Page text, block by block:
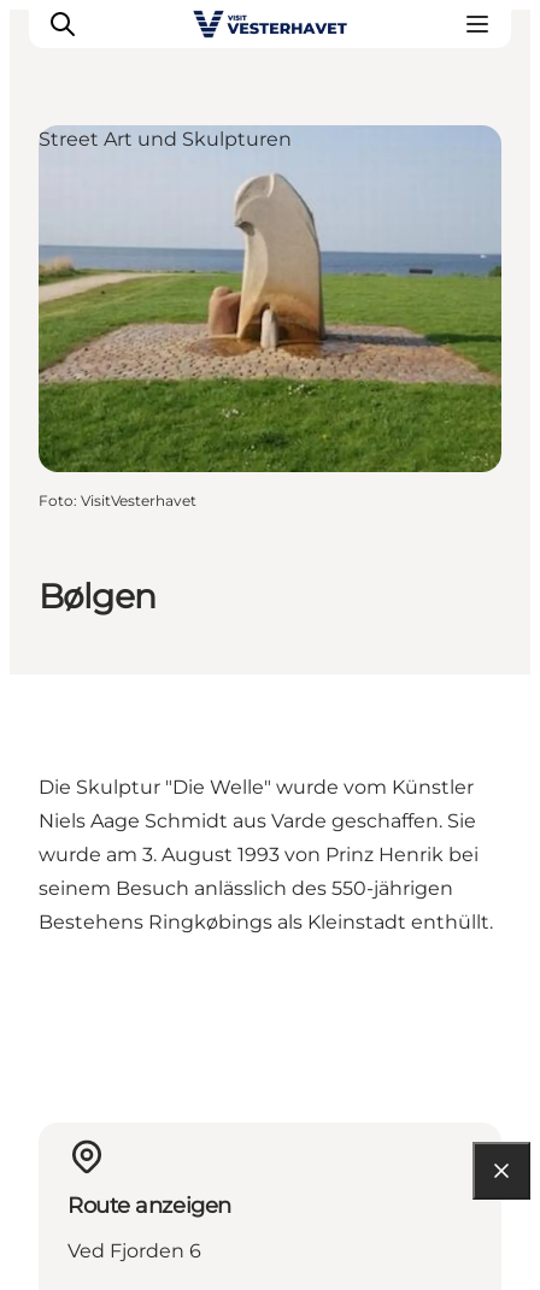
Erlebnisse
Unsere Städte
Essen & Übernachtung
Tickets kaufen
Plane deine Reise
Bølgen
Street Art und Skulpturen
Foto: VisitVesterhavet
Die Skulptur "Die Welle" wurde vom Künstler
Niels Aage Schmidt aus Varde geschaffen. Sie
wurde am 3. August 1993 von Prinz Henrik bei
seinem Besuch anlässlich des 550-jährigen
Bestehens Ringkøbings als Kleinstadt enthüllt.
Route anzeigen
Ved Fjorden 6